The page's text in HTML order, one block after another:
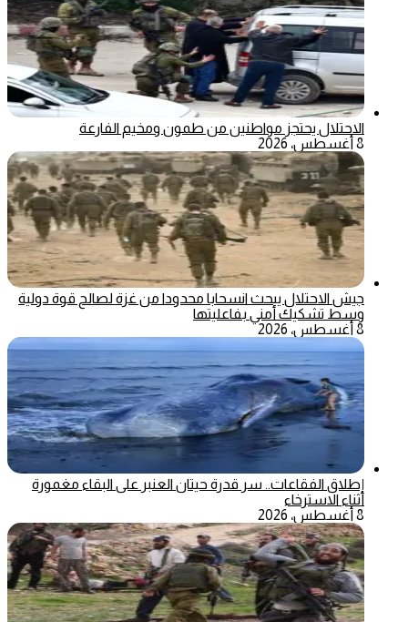
الاحتلال يحتجز مواطنين من طمون ومخيم الفارعة
8 أغسطس، 2026
جيش الاحتلال يبحث انسحابا محدودا من غزة لصالح قوة دولية
وسط تشكيك أمني بفاعليتها
8 أغسطس، 2026
إطلاق الفقاعات.. سر قدرة حيتان العنبر على البقاء مغمورة
أثناء الاسترخاء
8 أغسطس، 2026